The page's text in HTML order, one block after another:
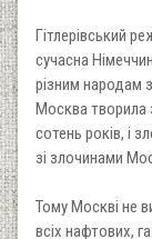
Гітлерівський
сучасна
різним народам
Москва творила
сотень років, і
зі злочинами
Тому Москві не
всіх нафтових,